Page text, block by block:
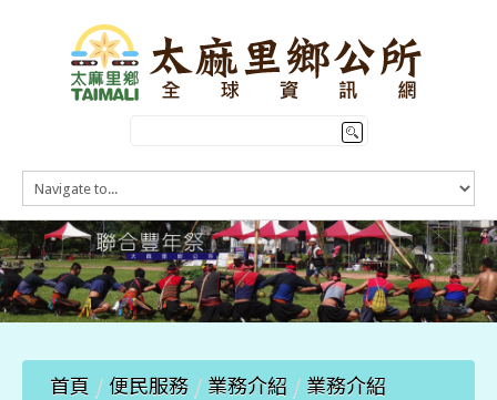
HOME
訊息公告
本鄉簡介
公所介紹
觀光導覽
首頁 /便民服務 / 業務介紹 / 業務介紹